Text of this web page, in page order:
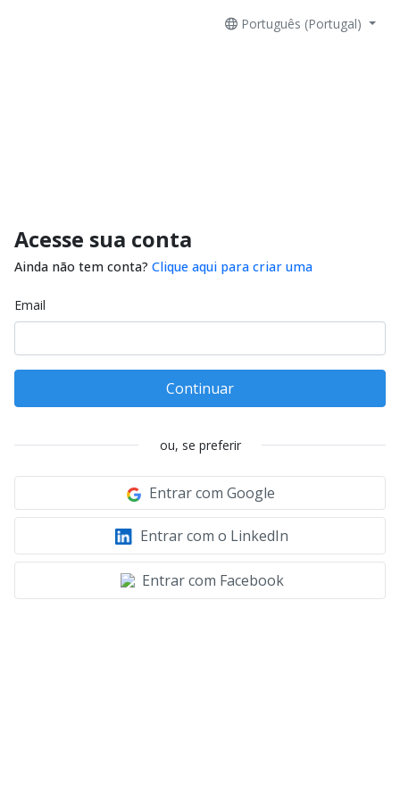
Português (Portugal)
Acesse sua conta
Ainda não tem conta? Clique aqui para criar uma
Email
Continuar
ou, se preferir
Entrar com Google
Entrar com o LinkedIn
Entrar com Facebook